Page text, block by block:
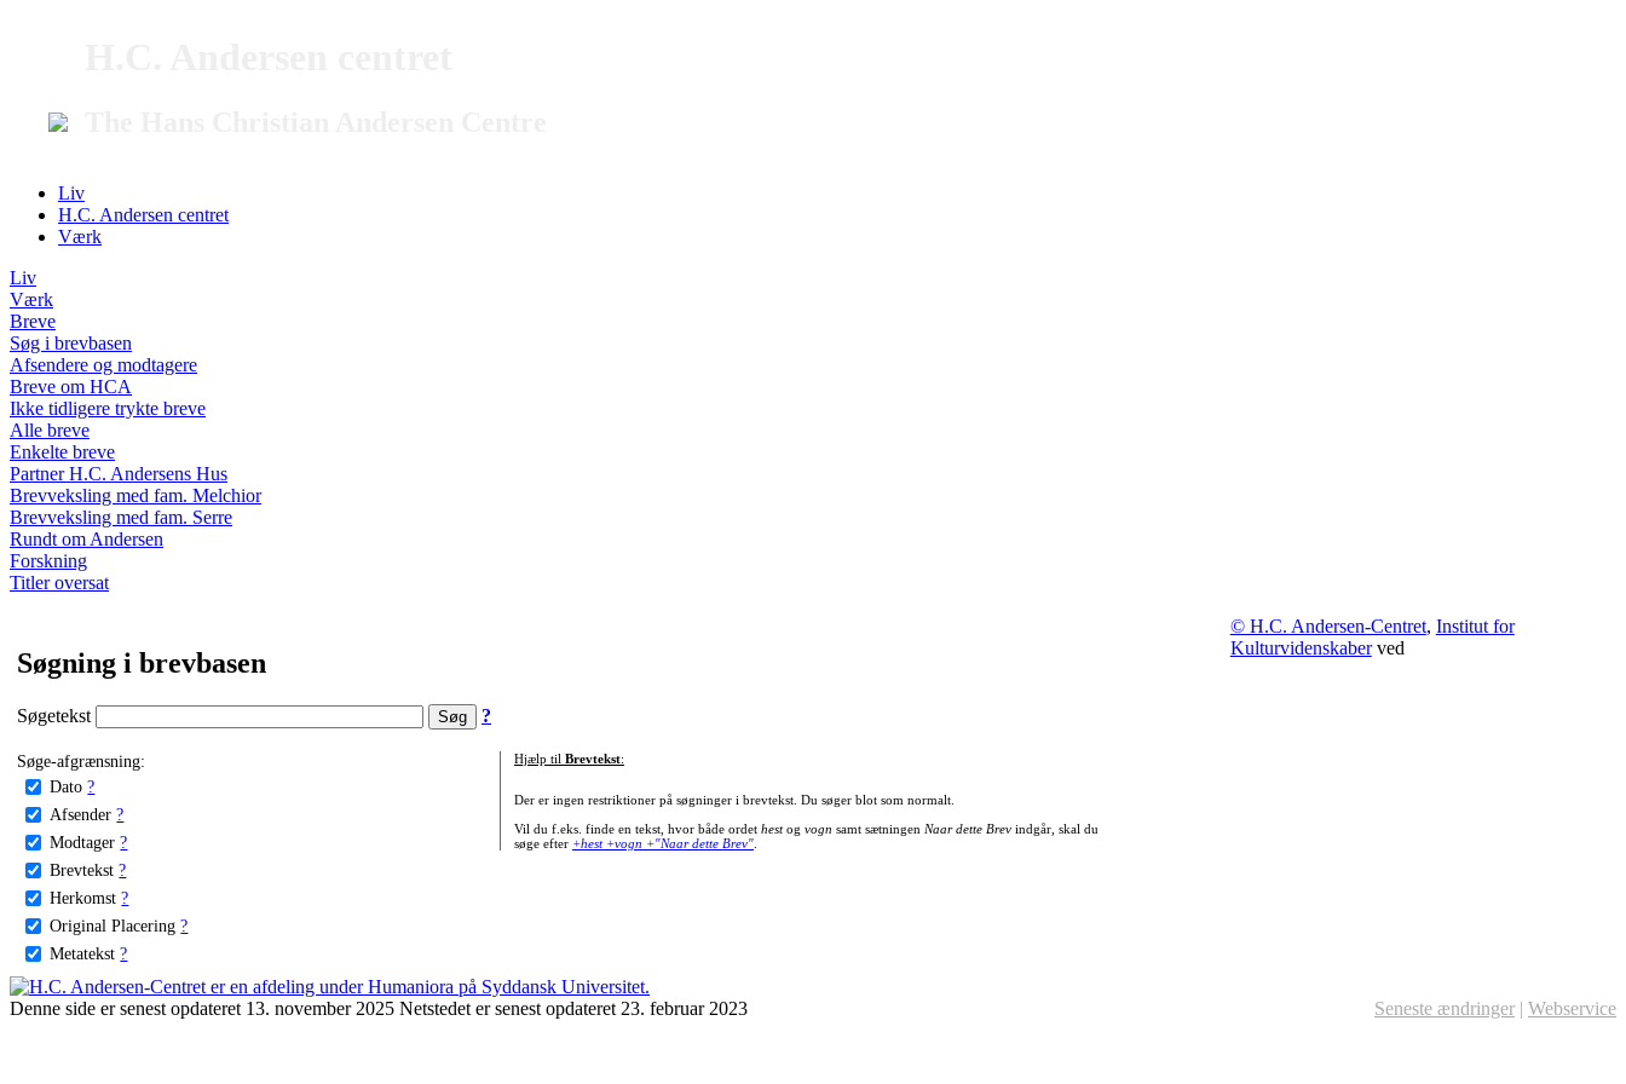
Liv
H.C. Andersen centret
Værk
Liv
Værk
Breve
Søg i brevbasen
Afsendere og modtagere
Breve om HCA
Ikke tidligere trykte breve
Alle breve
Enkelte breve
Partner H.C. Andersens Hus
Brevveksling med fam. Melchior
Brevveksling med fam. Serre
Rundt om Andersen
Forskning
Titler oversat
Søgning i brevbasen
Søgetekst ?
Søge-afgrænsning:
Dato ?
Afsender ?
Modtager ?
Brevtekst ?
Herkomst ?
Original Placering ?
Metatekst ?
Hjælp til Brevtekst:
Der er ingen restriktioner på søgninger i brevtekst. Du søger blot som normalt.
Vil du f.eks. finde en tekst, hvor både ordet hestog vogn samt sætningen Naar dette Brevindgår, skal du
søge efter +hest +vogn +"Naar dette Brev".
© H.C. Andersen-Centret, Institut for
Kulturvidenskaberved
Denne side er senest opdateret 13. november 2025 Netstedet er senest opdateret 23. februar 2023 Seneste ændringer | Webservice